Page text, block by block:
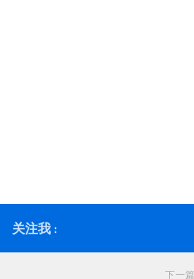
关注我 :
下一篇